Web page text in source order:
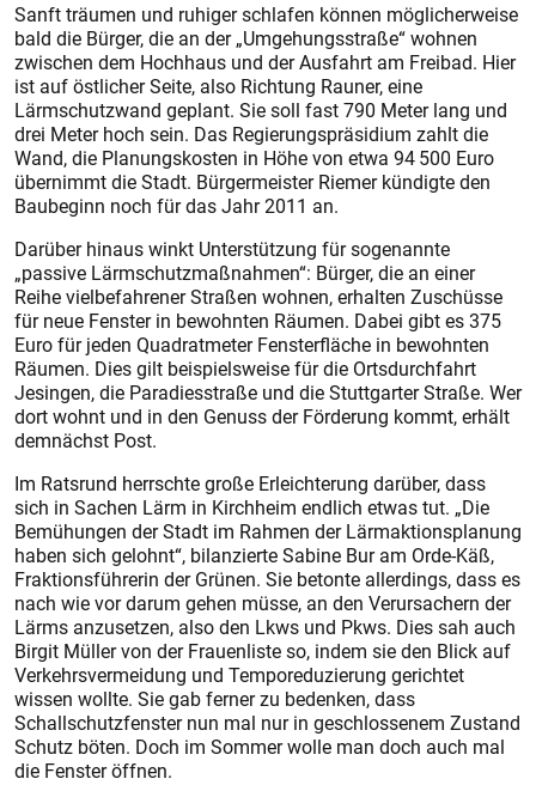
Sanft träumen und ruhiger schlafen können möglicherweise
bald die Bürger, die an der „Umgehungsstraße“ wohnen
zwischen dem Hochhaus und der Ausfahrt am Freibad. Hier
ist auf östlicher Seite, also Richtung Rauner, eine
Lärmschutzwand geplant. Sie soll fast 790 Meter lang und
drei Meter hoch sein. Das Regierungspräsidium zahlt die
Wand, die Planungskosten in Höhe von etwa 94 500 Euro
übernimmt die Stadt. Bürgermeister Riemer kündigte den
Baubeginn noch für das Jahr 2011 an.
Darüber hinaus winkt Unterstützung für sogenannte
„passive Lärmschutzmaßnahmen“: Bürger, die an einer
Reihe vielbefahrener Straßen wohnen, erhalten Zuschüsse
für neue Fenster in bewohnten Räumen. Dabei gibt es 375
Euro für jeden Quadratmeter Fensterfläche in bewohnten
Räumen. Dies gilt beispielsweise für die Ortsdurchfahrt
Jesingen, die Paradiesstraße und die Stuttgarter Straße. Wer
dort wohnt und in den Genuss der Förderung kommt, erhält
demnächst Post.
Im Ratsrund herrschte große Erleichterung darüber, dass
sich in Sachen Lärm in Kirchheim endlich etwas tut. „Die
Bemühungen der Stadt im Rahmen der Lärmaktionsplanung
haben sich gelohnt“, bilanzierte Sabine Bur am Orde-Käß,
Fraktionsführerin der Grünen. Sie betonte allerdings, dass es
nach wie vor darum gehen müsse, an den Verursachern der
Lärms anzusetzen, also den Lkws und Pkws. Dies sah auch
Birgit Müller von der Frauenliste so, indem sie den Blick auf
Verkehrsvermeidung und Temporeduzierung gerichtet
wissen wollte. Sie gab ferner zu bedenken, dass
Schallschutzfenster nun mal nur in geschlossenem Zustand
Schutz böten. Doch im Sommer wolle man doch auch mal
die Fenster öffnen.